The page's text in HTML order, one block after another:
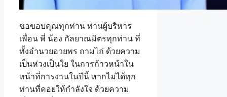
ขอขอบคุณทุกท่าน ท่านผู้บริหาร
เพื่อน พี่ น้อง กัลยาณมิตรทุกท่าน ที่
ทั้งอำนวยอวยพร ถามไถ่ ด้วยความ
เป็นห่วงเป็นใย ในการก้าวหน้าใน
หน้าที่การงานในปีนี้ หากไม่ได้ทุก
ท่านที่คอยให้กำลังใจ ด้วยความ